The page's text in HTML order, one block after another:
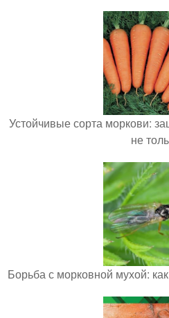
Устойчивые сорта моркови:
не
Борьба с морковной мухой: